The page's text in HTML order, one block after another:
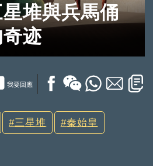
星堆與兵馬俑
迹
我要回應
三星堆 秦始皇